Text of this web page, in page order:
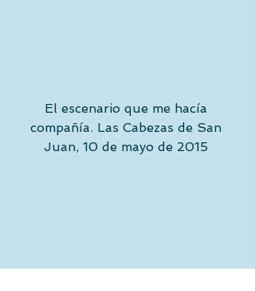
El escenario que me hacía
compañía. Las Cabezas de San
Juan, 10 de mayo de 2015